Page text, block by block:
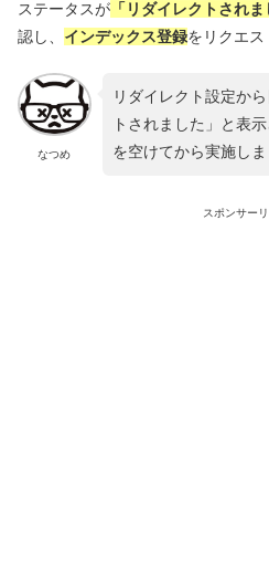
ステータスが 「リダイレクトされま
認し、 インデックス登録をリクエス
なつめ
リダイレクト設定か
トされました」と表
を空けてから実施しま
スポンサー